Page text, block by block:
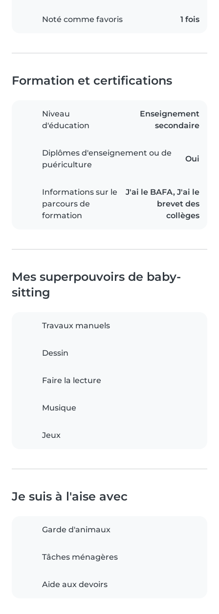
Noté comme favoris 1 fois
Formation et certifications
Niveau
d'éducation
Enseignement
secondaire
Diplômes d'enseignement ou de
puériculture
Oui
Informations sur le
parcours de
formation
J'ai le BAFA, J'ai le
brevet des
collèges
Mes superpouvoirs de baby-
sitting
Travaux manuels
Dessin
Faire la lecture
Musique
Jeux
Je suis à l'aise avec
Garde d'animaux
Tâches ménagères
Aide aux devoirs